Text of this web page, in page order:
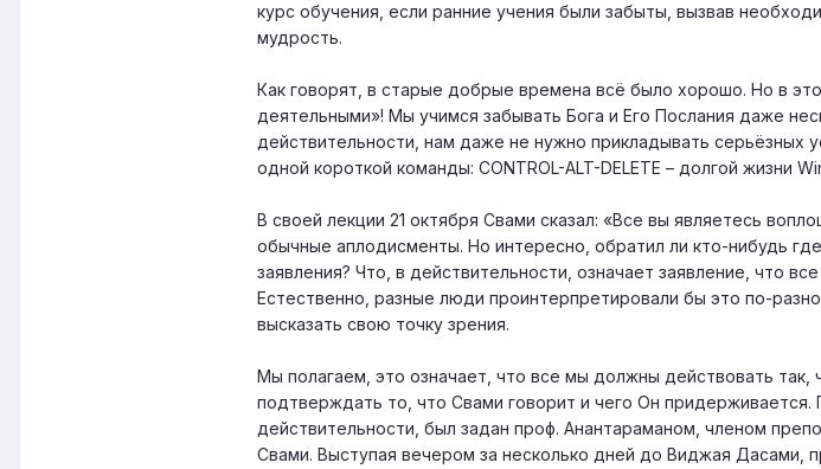
курс обучения, если ранние учения были забыты, вызвав
мудрость.
Как говорят, в старые добрые времена всё было хорошо. Но в
деятельными»! Мы учимся забывать Бога и Его Послания даже
действительности, нам даже не нужно прикладывать серьёзных
одной короткой команды: CONTROL-ALT-DELETE – долгой жизни
В своей лекции 21 октября Свами сказал: «Все вы являетесь
обычные аплодисменты. Но интересно, обратил ли кто-нибудь
заявления? Что, в действительности, означает заявление, что
Естественно, разные люди проинтерпретировали бы это по-
высказать свою точку зрения.
Мы полагаем, это означает, что все мы должны действовать так,
подтверждать то, что Свами говорит и чего Он придерживается.
действительности, был задан проф. Анантараманом, членом
Свами. Выступая вечером за несколько дней до Виджая Дасами,